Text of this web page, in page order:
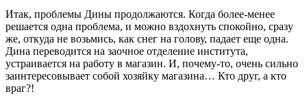
Итак, проблемы Дины продолжаются. Когда более-менее
решается одна проблема, и можно вздохнуть спокойно, сразу
же, откуда не возьмись, как снег на голову, падает еще одна.
Дина переводится на заочное отделение института,
устраивается на работу в магазин. И, почему-то, очень сильно
заинтересовывает собой хозяйку магазина… Кто друг, а кто
враг?!